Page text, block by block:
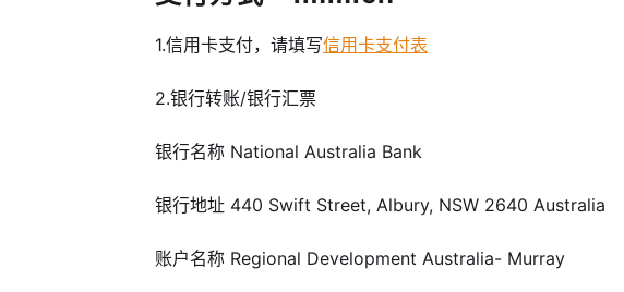
1.信用卡支付，请填写信用卡支付表
2.银行转账/银行汇票
银行名称 National Australia Bank
银行地址 440 Swift Street, Albury, NSW 2640 Australia
账户名称 Regional Development Australia- Murray